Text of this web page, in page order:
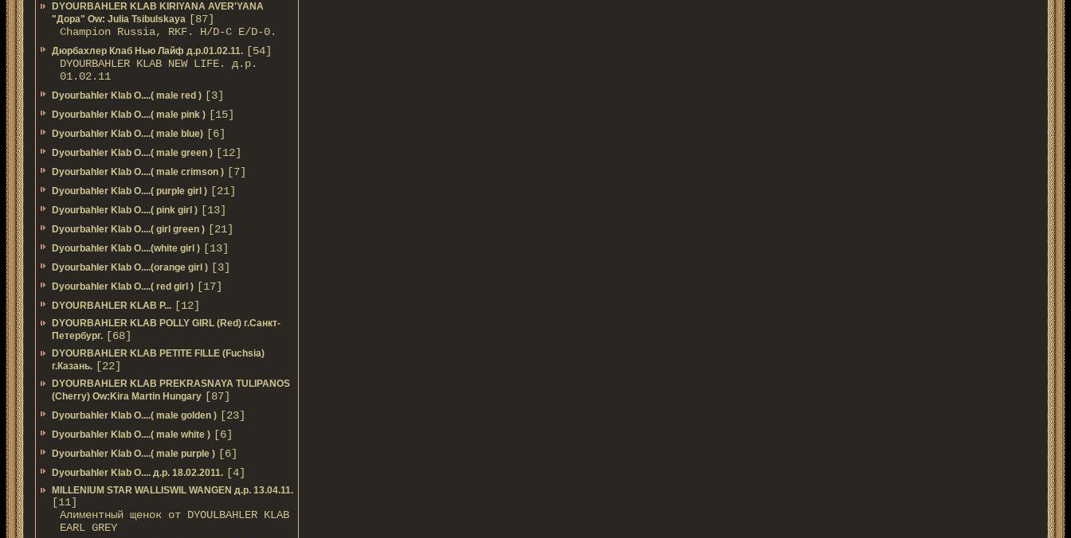
DYOURBAHLER KLAB KIRIYANA AVER'YANA
"Дора" Ow: Julia Tsibulskaya [87]
Champion Russia, RKF. H/D-С E/D-0.
Дюрбахлер Клаб Нью Лайф д.р.01.02.11. [54]
DYOURBAHLER KLAB NEW LIFE. д.р.
01.02.11
Dyourbahler Klab O....( male red ) [3]
Dyourbahler Klab O....( male pink ) [15]
Dyourbahler Klab O....( male blue) [6]
Dyourbahler Klab O....( male green ) [12]
Dyourbahler Klab O....( male crimson ) [7]
Dyourbahler Klab O....( purple girl ) [21]
Dyourbahler Klab O....( pink girl ) [13]
Dyourbahler Klab O....( girl green ) [21]
Dyourbahler Klab O....(white girl ) [13]
Dyourbahler Klab O....(orange girl ) [3]
Dyourbahler Klab O....( red girl ) [17]
DYOURBAHLER KLAB P... [12]
DYOURBAHLER KLAB POLLY GIRL (Red) г.Санкт-
Петербург. [68]
DYOURBAHLER KLAB PETITE FILLE (Fuchsia)
г.Казань. [22]
DYOURBAHLER KLAB PREKRASNAYA TULIPANOS
(Cherry) Ow:Kira Martin Hungary [87]
Dyourbahler Klab O....( male golden ) [23]
Dyourbahler Klab O....( male white ) [6]
Dyourbahler Klab O....( male purple ) [6]
Dyourbahler Klab O.... д.р. 18.02.2011. [4]
MILLENIUM STAR WALLISWIL WANGEN д.р. 13.04.11.
[11]
Алиментный щенок от DYOULBAHLER KLAB
EARL GREY